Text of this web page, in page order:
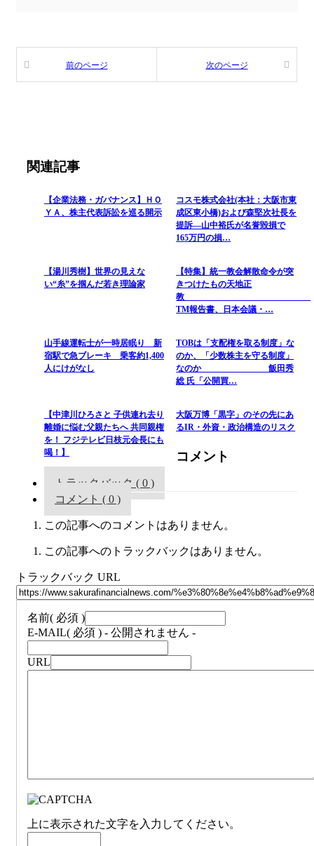
前のページ 次のページ
関連記事
【企業法務・ガバナンス】ＨＯ
ＹＡ、株主代表訴訟を巡る開示
コスモ株式会社(本社：大阪市東
成区東小橋)および森堅次社長を
提訴―山中裕氏が名誉毀損で
165万円の損…
【湯川秀樹】世界の見えな
い“糸”を掴んだ若き理論家
【特集】統一教会解散命令が突
きつけたもの天地正
教
TM報告書、日本会議・…
山手線運転士が一時居眠り 新
宿駅で急ブレーキ 乗客約1,400
人にけがなし
TOBは「支配権を取る制度」な
のか、「少数株主を守る制度」
なのか 飯田秀
総 氏「公開買…
【中津川ひろさと 子供連れ去り
離婚に悩む父親たちへ 共同親権
を！ フジテレビ日枝元会長にも
喝！】
大阪万博「黒字」のその先にあ
るIR・外資・政治構造のリスク
コメント
トラックバック ( 0 )
コメント ( 0 )
この記事へのコメントはありません。
この記事へのトラックバックはありません。
トラックバック URL
名前( 必須 )
E-MAIL( 必須 ) - 公開されません -
URL
上に表示された文字を入力してください。